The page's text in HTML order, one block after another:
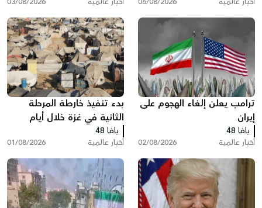
ترامب يعلن إلغاء الهجوم على
إيران
يافا 48
أخبار عالمية 02/08/2026
بدء تنفيذ خارطة المرحلة
الثانية في غزة خلال أيام
يافا 48
أخبار عالمية 01/08/2026